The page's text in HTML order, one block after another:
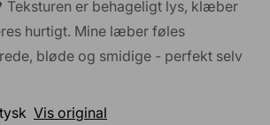
Teksturen er behageligt lys, klæber
hurtigt. Mine læber føles
bløde og smidige - perfekt selv
læber. Den delikate nuance af
og frisk ud, ideel til daglig
Vis original